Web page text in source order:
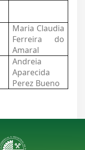
Maria Claudia
Ferreira do
Amaral
Andreia
Aparecida
Perez Bueno